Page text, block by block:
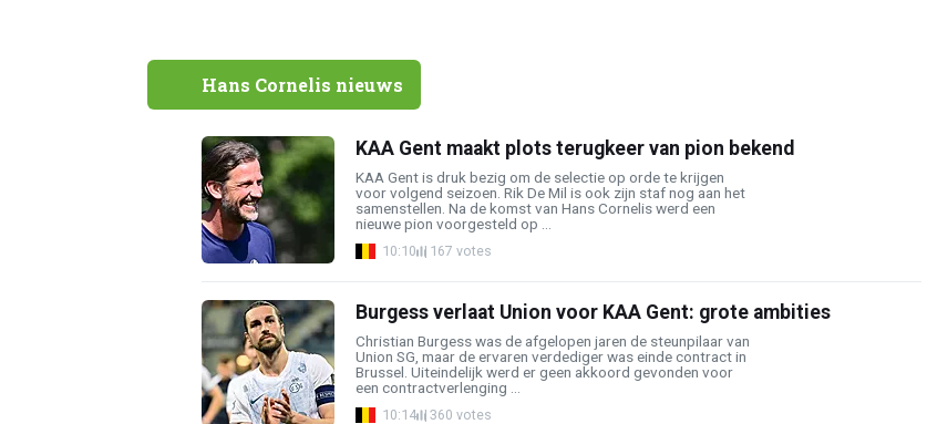
Hans Cornelis nieuws
KAA Gent maakt plots terugkeer van pion bekend
KAA Gent is druk bezig om de selectie op orde te krijgen
voor volgend seizoen. Rik De Mil is ook zijn staf nog aan het
samenstellen. Na de komst van Hans Cornelis werd een
nieuwe pion voorgesteld op ...
10:10 167 votes
Burgess verlaat Union voor KAA Gent: grote ambities
Christian Burgess was de afgelopen jaren de steunpilaar van
Union SG, maar de ervaren verdediger was einde contract in
Brussel. Uiteindelijk werd er geen akkoord gevonden voor
een contractverlenging ...
10:14 360 votes